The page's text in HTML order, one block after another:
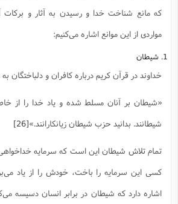
که مانع شناخت خدا و رسیدن به آثار و برکات
مواردی از این موانع اشاره می‌کنیم:
1. شیطان
خداوند در قرآن کریم درباره کافران و دلباختگان
«شیطان بر آنان مسلط شده و یاد خدا را از
شیطانند. بدانید حزب شیطان زیانکارانند.»[26]
تمام تلاش شیطان این است که سرمایه خداخواهی
کسی این سرمایه را باخت، خودش را از یاد
اشاره دارد که شیطان در برابر انسان دسیسه